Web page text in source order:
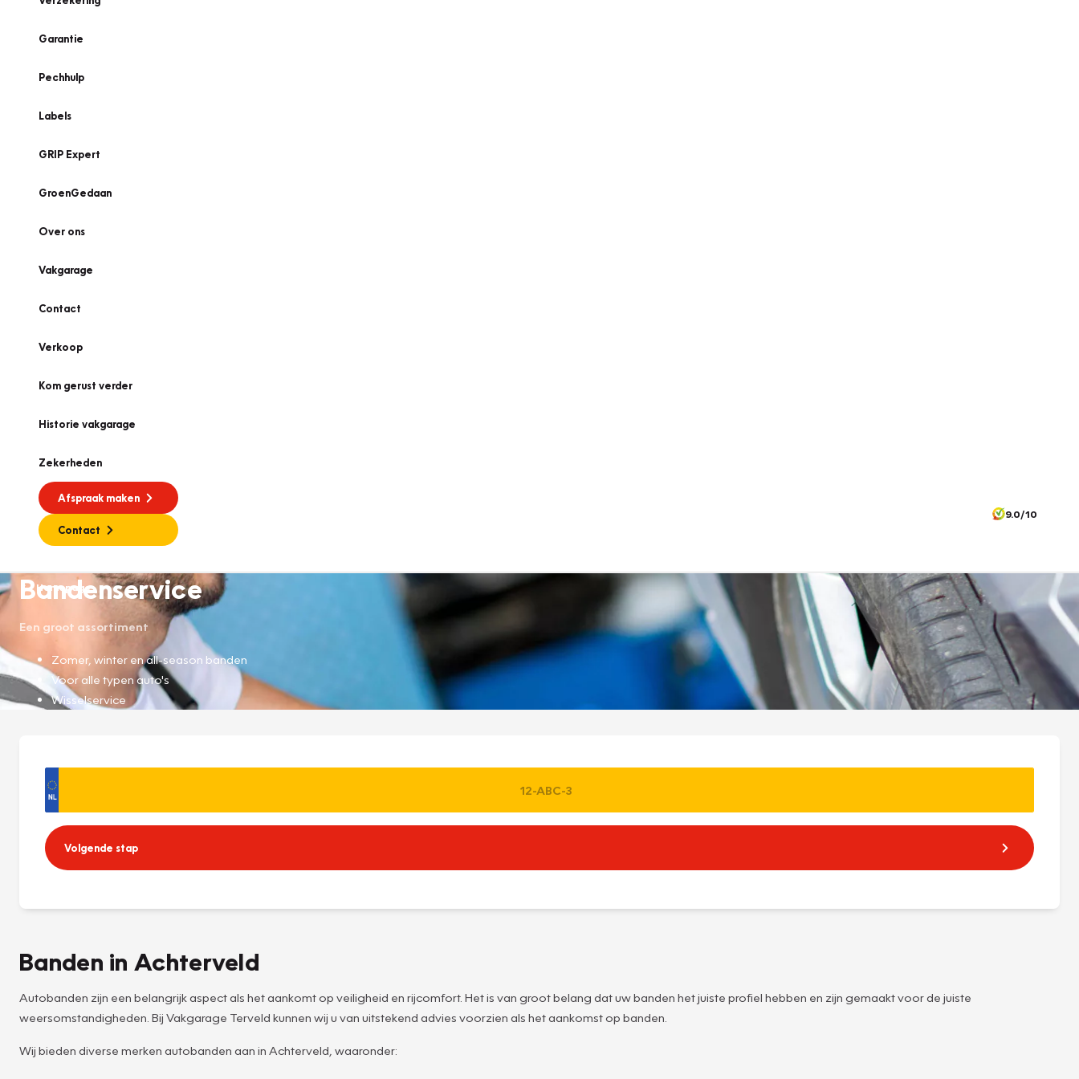
Garantie
Pechhulp
Labels
GRIP Expert
GroenGedaan
Over ons
Vakgarage
Contact
Verkoop
Kom gerust verder
Historie vakgarage
Zekerheden
Afspraak maken
Contact
9.0/10
Homepage
Bandenservice
Een groot assortiment
Zomer, winter en all-season banden
Voor alle typen auto's
Wisselservice
Volgende stap
Banden in Achterveld
Autobanden zijn een belangrijk aspect als het aankomt op veiligheid en rijcomfort. Het is van groot belang dat uw banden het juiste profiel hebben en zijn gemaakt voor de juiste
weersomstandigheden. Bij Vakgarage Terveld kunnen wij u van uitstekend advies voorzien als het aankomst op banden.
Wij bieden diverse merken autobanden aan in Achterveld, waaronder: